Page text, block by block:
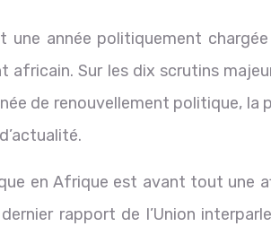
une année politiquement
africain. Sur les dix scrutins
de renouvellement politique, la
en Afrique est avant tout une
rapport de l’Union